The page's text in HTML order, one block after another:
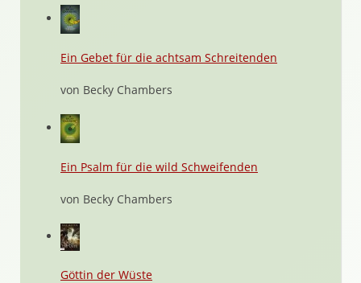
Ein Gebet für die achtsam Schreitenden
von Becky Chambers
Ein Psalm für die wild Schweifenden
von Becky Chambers
Göttin der Wüste